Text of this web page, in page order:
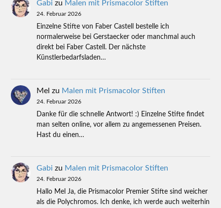
Gabi zu Malen mit Prismacolor Stiften
24. Februar 2026
Einzelne Stifte von Faber Castell bestelle ich
normalerweise bei Gerstaecker oder manchmal auch
direkt bei Faber Castell. Der nächste
Künstlerbedarfsladen…
Mel zu Malen mit Prismacolor Stiften
24. Februar 2026
Danke für die schnelle Antwort! :) Einzelne Stifte findet
man selten online, vor allem zu angemessenen Preisen.
Hast du einen…
Gabi zu Malen mit Prismacolor Stiften
24. Februar 2026
Hallo Mel Ja, die Prismacolor Premier Stifte sind weicher
als die Polychromos. Ich denke, ich werde auch weiterhin